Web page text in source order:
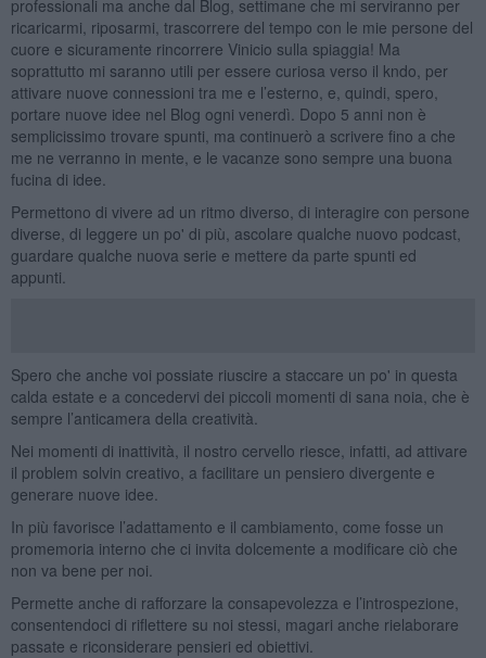
professionali ma anche dal Blog, settimane che mi serviranno per
ricaricarmi, riposarmi, trascorrere del tempo con le mie persone del
cuore e sicuramente rincorrere Vinicio sulla spiaggia! Ma
soprattutto mi saranno utili per essere curiosa verso il kndo, per
attivare nuove connessioni tra me e l’esterno, e, quindi, spero,
portare nuove idee nel Blog ogni venerdì. Dopo 5 anni non è
semplicissimo trovare spunti, ma continuerò a scrivere fino a che
me ne verranno in mente, e le vacanze sono sempre una buona
fucina di idee.
Permettono di vivere ad un ritmo diverso, di interagire con persone
diverse, di leggere un po' di più, ascolare qualche nuovo podcast,
guardare qualche nuova serie e mettere da parte spunti ed
appunti.
Spero che anche voi possiate riuscire a staccare un po' in questa
calda estate e a concedervi dei piccoli momenti di sana noia, che è
sempre l’anticamera della creatività.
Nei momenti di inattività, il nostro cervello riesce, infatti, ad attivare
il problem solvin creativo, a facilitare un pensiero divergente e
generare nuove idee.
In più favorisce l’adattamento e il cambiamento, come fosse un
promemoria interno che ci invita dolcemente a modificare ciò che
non va bene per noi.
Permette anche di rafforzare la consapevolezza e l’introspezione,
consentendoci di riflettere su noi stessi, magari anche rielaborare
passate e riconsiderare pensieri ed obiettivi.